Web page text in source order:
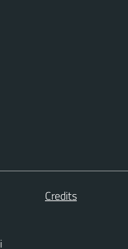
Credits